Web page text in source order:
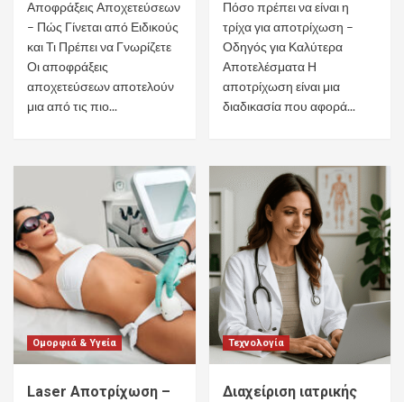
Αποφράξεις Αποχετεύσεων
– Πώς Γίνεται από Ειδικούς
και Τι Πρέπει να Γνωρίζετε
Οι αποφράξεις
αποχετεύσεων αποτελούν
μια από τις πιο...
Πόσο πρέπει να είναι η
τρίχα για αποτρίχωση –
Οδηγός για Καλύτερα
Αποτελέσματα Η
αποτρίχωση είναι μια
διαδικασία που αφορά...
Ομορφιά & Υγεία
Laser Αποτρίχωση –
Τεχνολογία
Διαχείριση ιατρικής